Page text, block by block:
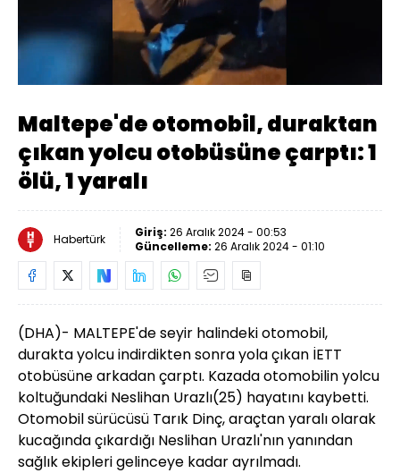
Aç
Yüklendi
16.66%
Hızı
Maltepe'de otomobil, duraktan
çıkan yolcu otobüsüne çarptı: 1
ölü, 1 yaralı
Habertürk Giriş: 26 Aralık 2024 - 00:53
Güncelleme: 26 Aralık 2024 - 01:10
(DHA)- MALTEPE'de seyir halindeki otomobil,
durakta yolcu indirdikten sonra yola çıkan İETT
otobüsüne arkadan çarptı. Kazada otomobilin yolcu
koltuğundaki Neslihan Urazlı(25) hayatını kaybetti.
Otomobil sürücüsü Tarık Dinç, araçtan yaralı olarak
kucağında çıkardığı Neslihan Urazlı'nın yanından
sağlık ekipleri gelinceye kadar ayrılmadı.